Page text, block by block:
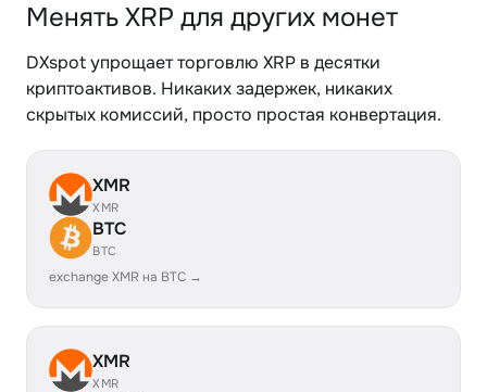
Менять XRP для других монет
DXspot упрощает торговлю XRP в десятки
криптоактивов. Никаких задержек, никаких
скрытых комиссий, просто простая конвертация.
XMR
XMR
BTC
BTC
exchange XMR на BTC →
XMR
XMR